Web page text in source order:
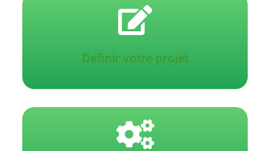
Définir votre projet
Valider votre projet
Cliquez ici
Construire votre Projet